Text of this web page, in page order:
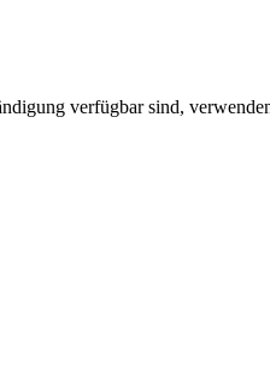
verfügbar sind,